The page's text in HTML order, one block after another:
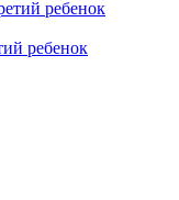
ребенок